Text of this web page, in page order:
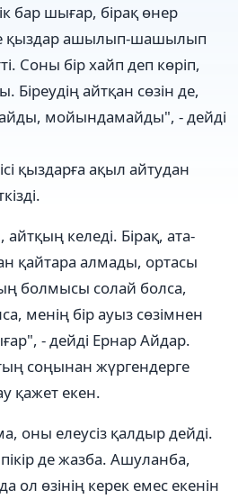
бар шығар, бірақ өнер
қыздар ашылып-шашылып
Соны бір хайп деп көріп,
айтқан сөзін де,
мойындамайды", - дейді
қыздарға ақыл айтудан
келеді. Бірақ, ата-
қайтара алмады, ортасы
болмысы солай болса,
менің бір ауыз сөзімнен
- дейді Ернар Айдар.
соңынан жүргендерге
қажет екен.
оны елеусіз қалдыр дейді.
де жазба. Ашуланба,
ол өзінің керек емес екенін